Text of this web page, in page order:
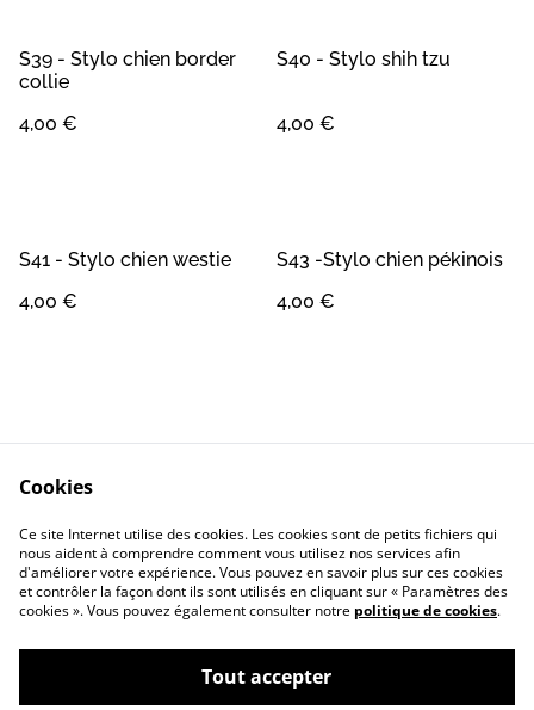
S39 - Stylo chien border
collie
4,00 €
S40 - Stylo shih tzu
4,00 €
S41 - Stylo chien westie
4,00 €
S43 -Stylo chien pékinois
4,00 €
Contact
Conditions Générales
Confidentialité
Cookie
Cookies
Ce site Internet utilise des cookies. Les cookies sont de petits fichiers qui
nous aident à comprendre comment vous utilisez nos services afin
d'améliorer votre expérience. Vous pouvez en savoir plus sur ces cookies
et contrôler la façon dont ils sont utilisés en cliquant sur « Paramètres des
cookies ». Vous pouvez également consulter notre politique de cookies.
Tout accepter